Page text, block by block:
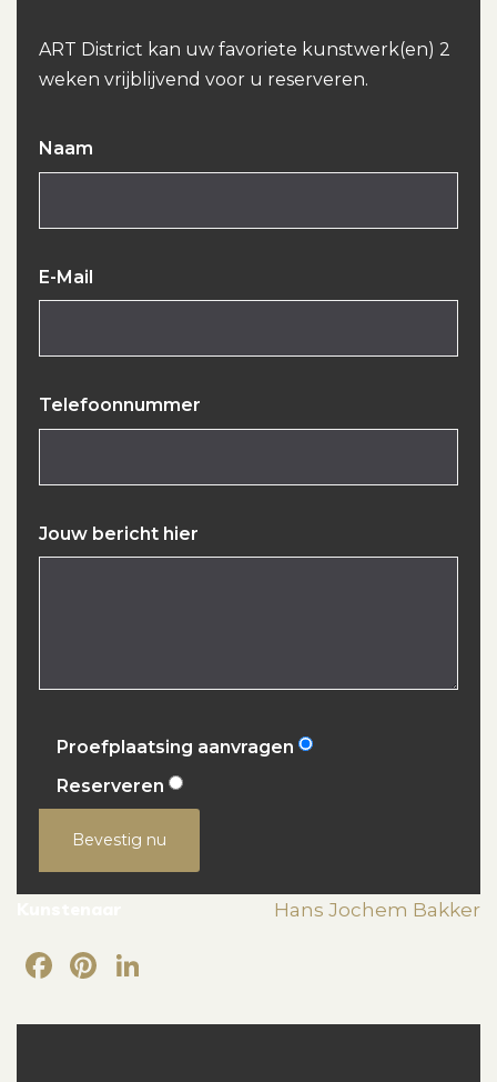
ART District kan uw favoriete kunstwerk(en) 2
weken vrijblijvend voor u reserveren.
Naam
E-Mail
Telefoonnummer
Jouw bericht hier
Proefplaatsing aanvragen
Reserveren
Bevestig nu
Hans Jochem Bakker
Facebook
Pinterest